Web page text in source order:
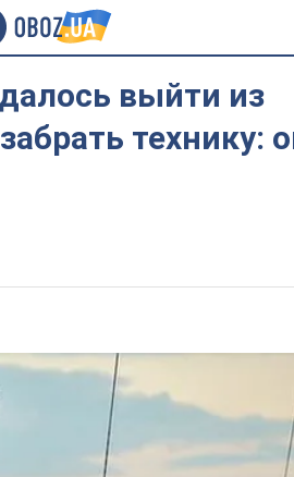
выйти из
технику: